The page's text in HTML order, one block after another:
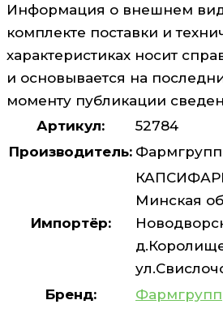
Информация о внешнем
комплекте поставки и
характеристиках носит
и основывается на
моменту публикации
Артикул:
52784
Производитель:
Импортёр:
Минская
Бренд:
Фармгрупп